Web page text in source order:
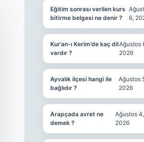
Eğitim sonrası verilen kurs
bitirme belgesi ne denir ?
6,
Kur’an-ı Kerim’de kaç dil
vardır ?
Ağustos
2026
Ayvalık ilçesi hangi ile
bağlıdır ?
Ağustos
2026
Arapçada avret ne
demek ?
Ağustos 4,
2026